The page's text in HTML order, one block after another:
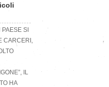
SI
CARCERI,
IL
HA